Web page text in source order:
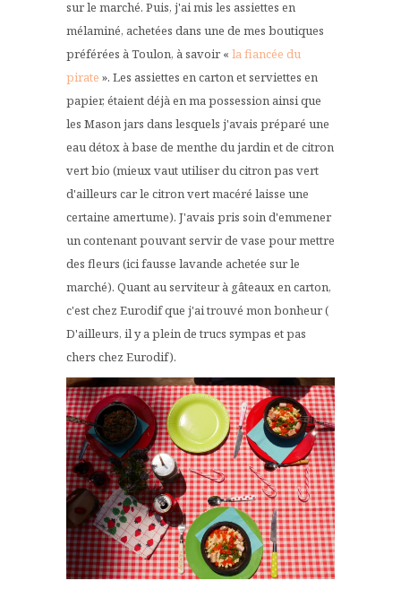
sur le marché. Puis, j'ai mis les assiettes en
mélaminé, achetées dans une de mes boutiques
préférées à Toulon, à savoir « la fiancée du
pirate ». Les assiettes en carton et serviettes en
papier, étaient déjà en ma possession ainsi que
les Mason jars dans lesquels j'avais préparé une
eau détox à base de menthe du jardin et de citron
vert bio (mieux vaut utiliser du citron pas vert
d'ailleurs car le citron vert macéré laisse une
certaine amertume). J'avais pris soin d'emmener
un contenant pouvant servir de vase pour mettre
des fleurs (ici fausse lavande achetée sur le
marché). Quant au serviteur à gâteaux en carton,
c'est chez Eurodif que j'ai trouvé mon bonheur (
D'ailleurs, il y a plein de trucs sympas et pas
chers chez Eurodif).